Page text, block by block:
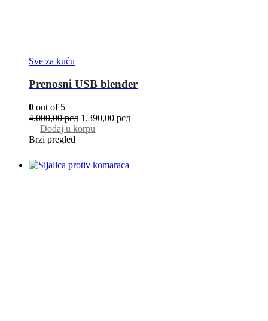
Sve za kuću
Prenosni USB blender
0 out of 5
4.000,00рсд 1.390,00 рсд
Dodaj u korpu
Brzi pregled